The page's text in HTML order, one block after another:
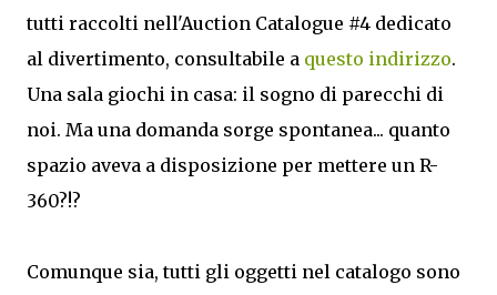
tutti raccolti nell'Auction Catalogue #4 dedicato
al divertimento, consultabile a questo indirizzo.
Una sala giochi in casa: il sogno di parecchi di
noi. Ma una domanda sorge spontanea... quanto
spazio aveva a disposizione per mettere un R-
360?!?
Comunque sia, tutti gli oggetti nel catalogo sono